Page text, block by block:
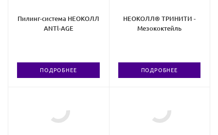
Пилинг-система НЕОКОЛЛ
АNTl-АGЕ
ПОДРОБНЕЕ
НЕОКОЛЛ® ТРИНИТИ -
Мезококтейль
ПОДРОБНЕЕ